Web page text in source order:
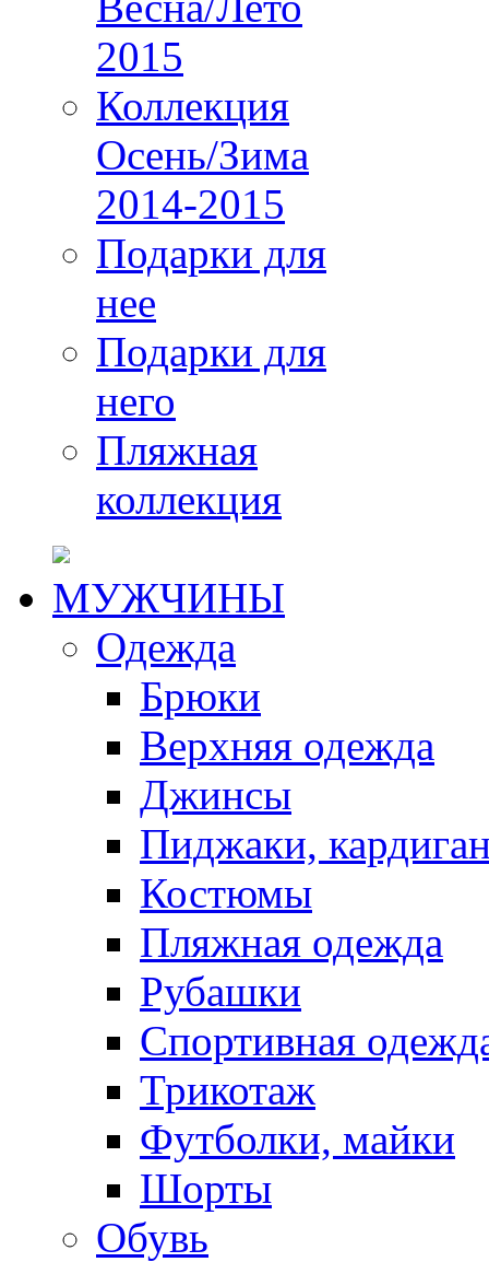
2015
Коллекция
Осень/Зима
2014-2015
Подарки для
нее
Подарки для
него
Пляжная
коллекция
МУЖЧИНЫ
Одежда
Брюки
Верхняя одежда
Джинсы
Пиджаки,
Костюмы
Пляжная одежда
Рубашки
Спортивная
Трикотаж
Футболки, майки
Шорты
Обувь